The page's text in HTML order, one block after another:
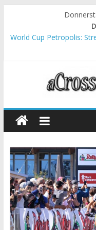
World Cup Petropolis:
Krumbach und
Supercup Massi
Halbzeit beim Andalucia
Chelva: Schweizer